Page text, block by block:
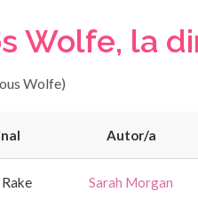
Wolfe, la
Wolfe)
Autor/a
Sarah Morgan